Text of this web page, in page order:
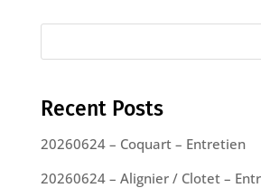
Recent Posts
20260624 – Coquart – Entretien
20260624 – Alignier / Clotet –